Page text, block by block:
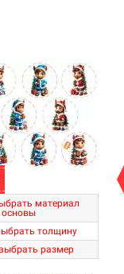
материал
основы
толщину
размер